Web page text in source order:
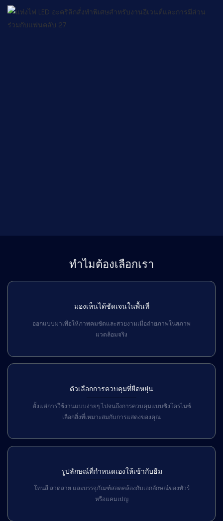
ทำไมต้องเลือกเรา
มองเห็นได้ชัดเจนในพื้นที่
ออกแบบมาเพื่อให้ภาพคมชัดและสวยงามเมื่อถ่ายภาพในสภาพ
แวดล้อมจริง
ตัวเลือกการควบคุมที่ยืดหยุ่น
ตั้งแต่การใช้งานแบบง่ายๆ ไปจนถึงการควบคุมแบบซิงโครไนซ์
เลือกสิ่งที่เหมาะสมกับการแสดงของคุณ
รูปลักษณ์ที่กำหนดเองให้เข้ากับธีม
โทนสี ลวดลาย และบรรจุภัณฑ์สอดคล้องกับเอกลักษณ์ของทัวร์
หรือแคมเปญ